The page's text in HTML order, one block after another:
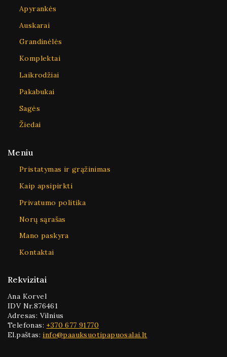
Apyrankės
Auskarai
Grandinėlės
Komplektai
Laikrodžiai
Pakabukai
Sagės
Žiedai
Meniu
Pristatymas ir grąžinimas
Kaip apsipirkti
Privatumo politika
Norų sąrašas
Mano paskyra
Kontaktai
Rekvizitai
Ana Korvel
IDV Nr.876461
Adresas: Vilnius
Telefonas: +370 677 91770
El.paštas:info@paauksuotipapuosalai.lt